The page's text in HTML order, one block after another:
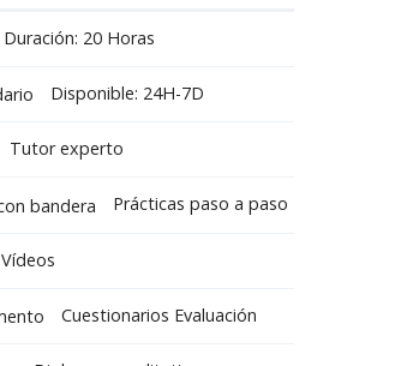
Duración: 20 Horas
Disponible: 24H-7D
Tutor experto
Prácticas paso a paso
Vídeos
Cuestionarios Evaluación